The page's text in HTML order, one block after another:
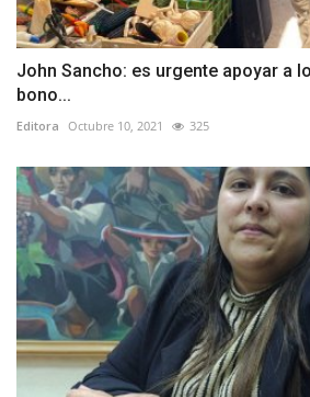
John Sancho: es urgente apoyar a
bono...
Editora Octubre 10, 2021 325